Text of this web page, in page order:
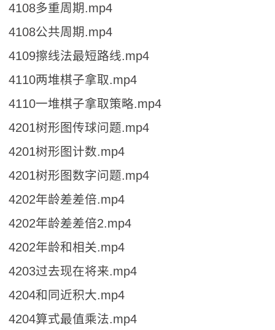
4108多重周期.mp4
4108公共周期.mp4
4109擦线法最短路线.mp4
4110两堆棋子拿取.mp4
4110一堆棋子拿取策略.mp4
4201树形图传球问题.mp4
4201树形图计数.mp4
4201树形图数字问题.mp4
4202年龄差差倍.mp4
4202年龄差差倍2.mp4
4202年龄和相关.mp4
4203过去现在将来.mp4
4204和同近积大.mp4
4204算式最值乘法.mp4